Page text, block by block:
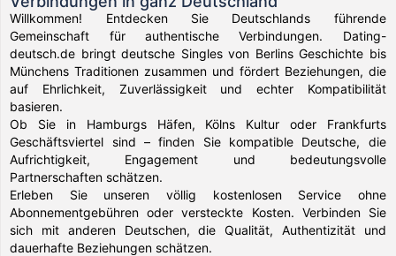
Willkommen! Entdecken Sie Deutschlands führende
Gemeinschaft für authentische Verbindungen. Dating-
deutsch.de bringt deutsche Singles von Berlins Geschichte bis
Münchens Traditionen zusammen und fördert Beziehungen, die
auf Ehrlichkeit, Zuverlässigkeit und echter Kompatibilität
basieren.
Ob Sie in Hamburgs Häfen, Kölns Kultur oder Frankfurts
Geschäftsviertel sind – finden Sie kompatible Deutsche, die
Aufrichtigkeit, Engagement und bedeutungsvolle
Partnerschaften schätzen.
Erleben Sie unseren völlig kostenlosen Service ohne
Abonnementgebühren oder versteckte Kosten. Verbinden Sie
sich mit anderen Deutschen, die Qualität, Authentizität und
dauerhafte Beziehungen schätzen.